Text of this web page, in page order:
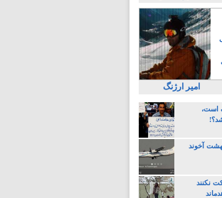
امیر ارژنگ
است،
آخوند
نکنند